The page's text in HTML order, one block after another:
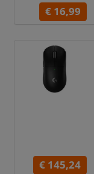
€ 16,99
€ 145,24